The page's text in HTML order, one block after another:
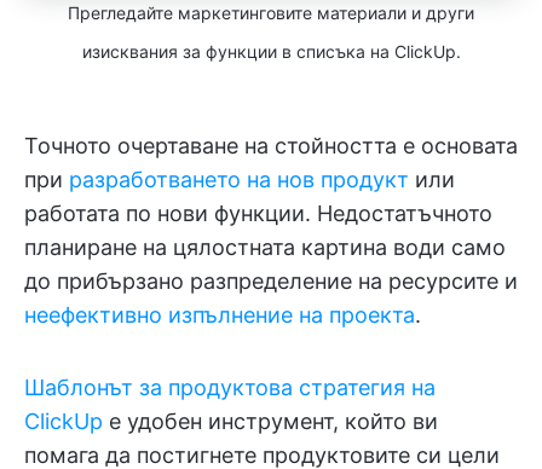
Прегледайте маркетинговите материали и други
изисквания за функции в списъка на ClickUp.
Точното очертаване на стойността е основата
при разработването на нов продукт или
работата по нови функции. Недостатъчното
планиране на цялостната картина води само
до прибързано разпределение на ресурсите и
неефективно изпълнение на проекта.
Шаблонът за продуктова стратегия на
ClickUp е удобен инструмент, който ви
помага да постигнете продуктовите си цели